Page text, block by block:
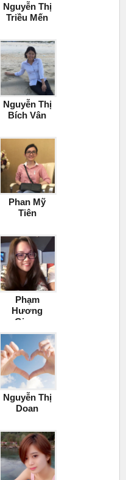
Nguyễn Thị
Triều Mến
Nguyễn Thị
Bích Vân
Phan Mỹ
Tiên
Phạm
Hương
Giang
Nguyễn Thị
Doan